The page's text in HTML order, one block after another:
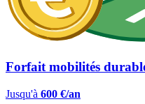
Forfait mobilités
Jusqu'à 600 €/an